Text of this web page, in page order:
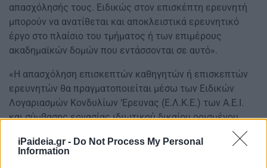
iPaideia.gr - Do Not Process My Personal
Information
απασχόλησής τους. Ειδικώς στον επισκέπτη ερευνητή
μπορούν να ανατίθεται και αποκλειστικά ερευνητικό
έργο στο πλαίσιο του τμήματος ή των επιμέρους
ακαδημαϊκών δομών που εντάσσονται σε αυτό».
«Η απασχόληση επισκεπτών καθηγητών ή επισκεπτών
ερευνητών θα πραγματοποιείται μέσω των Ειδικών
Λογαριασμών Κονδυλίων ‘Ερευνας (Ε.Λ.Κ.Ε.) των Α.Ε.Ι.
και σύμβασης εργασίας ιδιωτικού δικαίου ορισμένου
χρόνου, πλήρους ή μερικής απασχόλησης, ή σύμβασης
έργου για θητεία ενός ακαδημαϊκού εξαμήνου με